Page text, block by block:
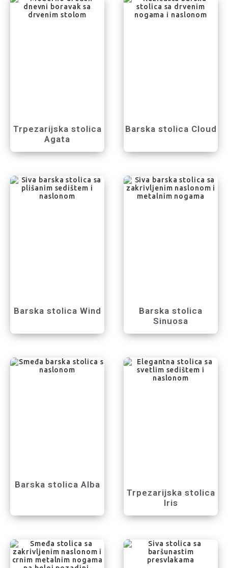
Trpezarijska stolica
Agata
Barska stolica Cloud
Barska stolica Wind
Barska stolica
Sinuosa
Barska stolica Alba
Trpezarijska stolica
Iris